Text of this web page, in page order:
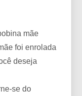
mãe
foi enrolada
deseja
se do